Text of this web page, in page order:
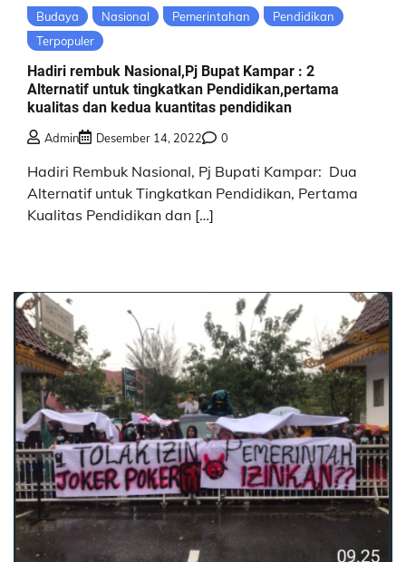
Budaya Nasional Pemerintahan
Pendidikan
Terpopuler
Hadiri rembuk Nasional,Pj Bupat Kampar : 2
Alternatif untuk tingkatkan Pendidikan,pertama
kualitas dan kedua kuantitas pendidikan
Admin Desember 14, 2022 0
Hadiri Rembuk Nasional, Pj Bupati Kampar: Dua
Alternatif untuk Tingkatkan Pendidikan, Pertama
Kualitas Pendidikan dan […]